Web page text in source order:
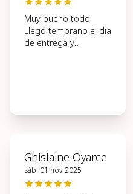
Muy bueno todo!
Llegó temprano el día
de entrega y
Ghislaine Oyarce
sáb. 01 nov 2025